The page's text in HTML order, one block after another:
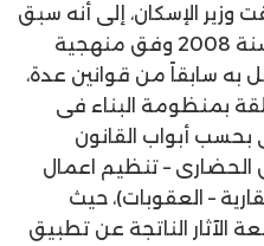
وزير الإسكان، إلى أنه سبق
صدور قانون البناء رقم 119 لسنة 2008 وفق منهجية
به سابقاً من قوانين عدة،
بمنظومة البناء فى
أبواب القانون
الحضارى – تنظيم اعمال
– العقوبات)، حيث
الآثار الناتجة عن تطبيق